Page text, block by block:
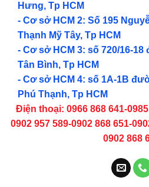
Hưng, Tp HCM
- Cơ sở HCM 2: Số 195
Thạnh Mỹ Tây, Tp HCM
- Cơ sở HCM 3: số 720/16-
Tân Bình, Tp HCM
- Cơ sở HCM 4: số 1A-1B
Phú Thạnh, Tp HCM
Điện thoại: 0966 868 641-
0902 957 589-0902 868 651-
0902 868